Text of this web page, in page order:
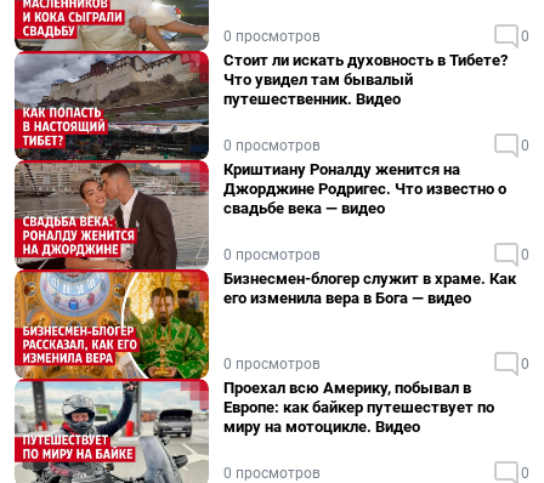
0 просмотров 0
Стоит ли искать духовность в Тибете?
Что увидел там бывалый
путешественник. Видео
0 просмотров 0
Криштиану Роналду женится на
Джорджине Родригес. Что известно о
свадьбе века — видео
0 просмотров 0
Бизнесмен-блогер служит в храме. Как
его изменила вера в Бога — видео
0 просмотров 0
Проехал всю Америку, побывал в
Европе: как байкер путешествует по
миру на мотоцикле. Видео
0 просмотров 0